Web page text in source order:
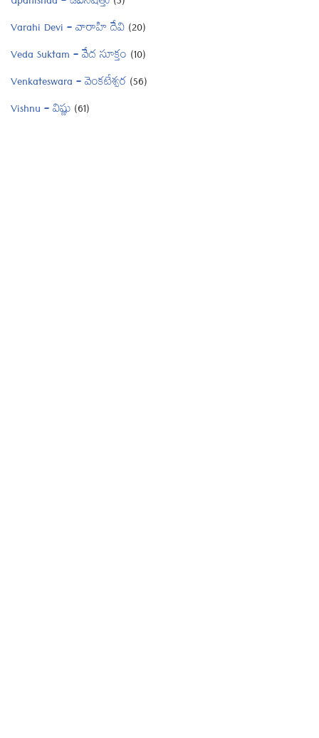
Varahi Devi – వారాహి దేవి (20)
Veda Suktam – వేద సూక్తం (10)
Venkateswara – వెంకటేశ్వర (56)
Vishnu – విష్ణు (61)